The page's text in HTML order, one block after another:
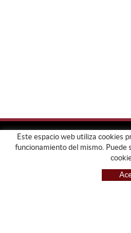
Este espacio web utiliza cookies
funcionamiento del mismo.